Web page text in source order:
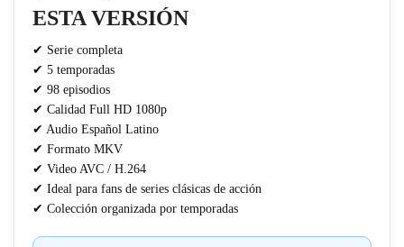
ESTA VERSIÓN
✔ Serie completa
✔ 5 temporadas
✔ 98 episodios
✔ Calidad Full HD 1080p
✔ Audio Español Latino
✔ Formato MKV
✔ Video AVC / H.264
✔ Ideal para fans de series clásicas de acción
✔ Colección organizada por temporadas